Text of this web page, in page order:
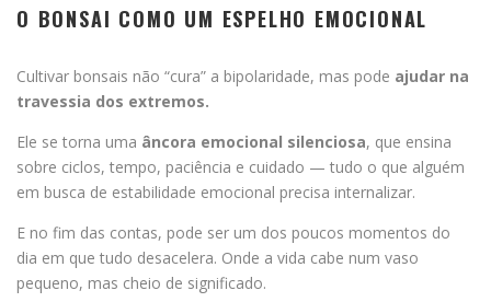
O BONSAI COMO UM ESPELHO EMOCIONAL
Cultivar bonsais não “cura” a bipolaridade, mas pode ajudar na
travessia dos extremos.
Ele se torna uma âncora emocional silenciosa, que ensina
sobre ciclos, tempo, paciência e cuidado — tudo o que alguém
em busca de estabilidade emocional precisa internalizar.
E no fim das contas, pode ser um dos poucos momentos do
dia em que tudo desacelera. Onde a vida cabe num vaso
pequeno, mas cheio de significado.